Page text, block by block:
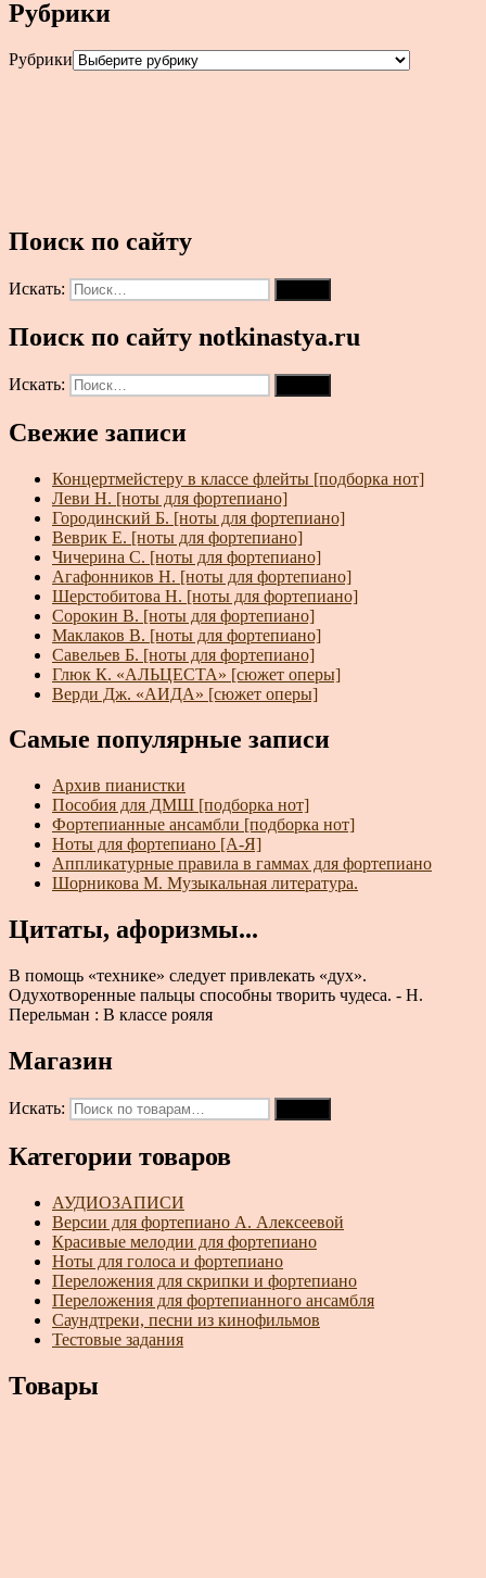
Рубрики
Рубрики
Поиск по сайту
Искать:
Поиск по сайту notkinastya.ru
Искать:
Свежие записи
Концертмейстеру в классе флейты [подборка нот]
Леви Н. [ноты для фортепиано]
Городинский Б. [ноты для фортепиано]
Веврик Е. [ноты для фортепиано]
Чичерина С. [ноты для фортепиано]
Агафонников Н. [ноты для фортепиано]
Шерстобитова Н. [ноты для фортепиано]
Сорокин В. [ноты для фортепиано]
Маклаков В. [ноты для фортепиано]
Савельев Б. [ноты для фортепиано]
Глюк К. «АЛЬЦЕСТА» [сюжет оперы]
Верди Дж. «АИДА» [сюжет оперы]
Самые популярные записи
Архив пианистки
Пособия для ДМШ [подборка нот]
Фортепианные ансамбли [подборка нот]
Ноты для фортепиано [А-Я]
Аппликатурные правила в гаммах для фортепиано
Шорникова М. Музыкальная литература.
Цитаты, афоризмы...
В помощь «технике» следует привлекать «дух».
Одухотворенные пальцы способны творить чудеса. - Н.
Перельман : В классе рояля
Магазин
Искать:
Категории товаров
АУДИОЗАПИСИ
Версии для фортепиано А. Алексеевой
Красивые мелодии для фортепиано
Ноты для голоса и фортепиано
Переложения для скрипки и фортепиано
Переложения для фортепианного ансамбля
Саундтреки, песни из кинофильмов
Тестовые задания
Товары